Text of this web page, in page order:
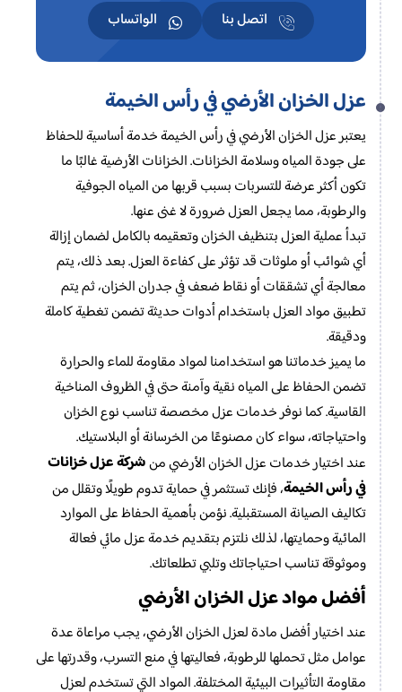
اتصل بنا الواتساب
عزل الخزان الأرضي في رأس الخيمة
يعتبر عزل الخزان الأرضي في رأس الخيمة خدمة أساسية للحفاظ
على جودة المياه وسلامة الخزانات. الخزانات الأرضية غالبًا ما
تكون أكثر عرضة للتسربات بسبب قربها من المياه الجوفية
والرطوبة، مما يجعل العزل ضرورة لا غنى عنها.
تبدأ عملية العزل بتنظيف الخزان وتعقيمه بالكامل لضمان إزالة
أي شوائب أو ملوثات قد تؤثر على كفاءة العزل. بعد ذلك، يتم
معالجة أي تشققات أو نقاط ضعف في جدران الخزان، ثم يتم
تطبيق مواد العزل باستخدام أدوات حديثة تضمن تغطية كاملة
ودقيقة.
ما يميز خدماتنا هو استخدامنا لمواد مقاومة للماء والحرارة
تضمن الحفاظ على المياه نقية وآمنة حتى في الظروف المناخية
القاسية. كما نوفر خدمات عزل مخصصة تناسب نوع الخزان
واحتياجاته، سواء كان مصنوعًا من الخرسانة أو البلاستيك.
عند اختيار خدمات عزل الخزان الأرضي منشركة عزل خزانات
في رأس الخيمة، فإنك تستثمر في حماية تدوم طويلًا وتقلل من
تكاليف الصيانة المستقبلية. نؤمن بأهمية الحفاظ على الموارد
المائية وحمايتها، لذلك نلتزم بتقديم خدمة عزل مائي فعالة
وموثوقة تناسب احتياجاتك وتلبي تطلعاتك.
أفضل مواد عزل الخزان الأرضي
عند اختيار أفضل مادة لعزل الخزان الأرضي، يجب مراعاة عدة
عوامل مثل تحملها للرطوبة، فعاليتها في منع التسرب، وقدرتها على
مقاومة التأثيرات البيئية المختلفة. المواد التي تستخدم لعزل